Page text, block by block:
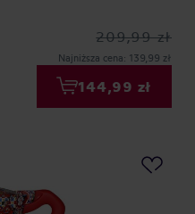
209,99 zł
Najniższa cena: 139,99 zł
144,99 zł